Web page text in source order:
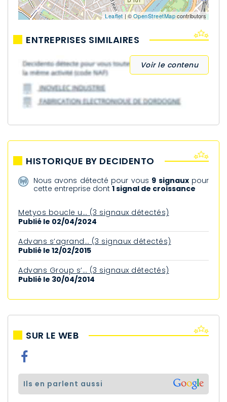
Leaflet| ©OpenStreetMapcontributors
ENTREPRISES SIMILAIRES
Voir le contenu
HISTORIQUE BY DECIDENTO
Nous avons détecté pour vous 9 signauxpour
cette entreprise dont1 signal de croissance
Metyos boucle u… (3 signaux détectés)
Publié le 02/04/2024
Advans s’agrand… (3 signaux détectés)
Publié le 12/02/2015
Advans Group s’… (3 signaux détectés)
Publié le 30/04/2014
SUR LE WEB
ils en parlent aussi